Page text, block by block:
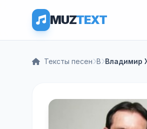
MUZTEXT
Тексты песен В Владимир